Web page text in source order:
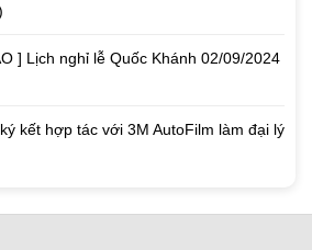
] Lịch nghỉ lễ Quốc Khánh 02/09/2024
kết hợp tác với 3M AutoFilm làm đại lý